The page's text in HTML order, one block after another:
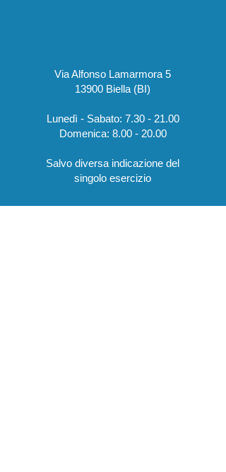
Via Alfonso Lamarmora 5
13900 Biella (BI)
Lunedì - Sabato: 7.30 - 21.00
​Domenica: 8.00 - 20.00
Salvo diversa indicazione del
singolo esercizio